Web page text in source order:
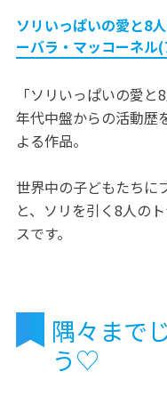
ソリいっぱいの愛と8
ーバラ・マッコーネル
「ソリいっぱいの愛
年代中盤からの活動歴
よる作品。
世界中の子どもたちに
と、ソリを引く8人の
スです。
隅々まで
う♡